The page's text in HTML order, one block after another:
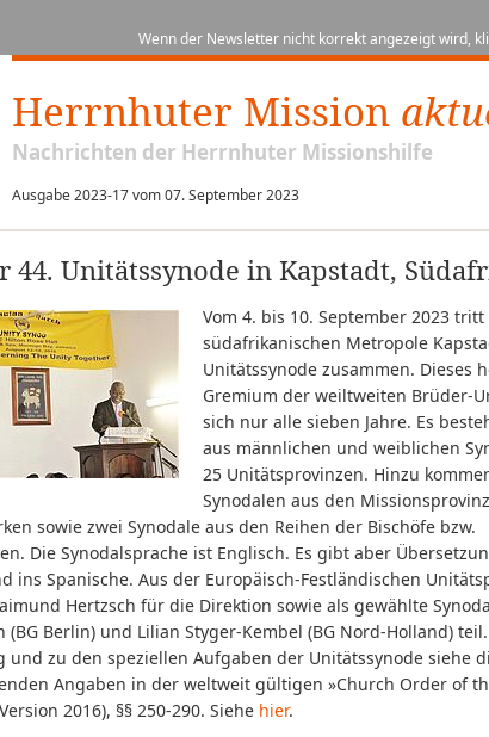
Wenn der Newsletter nicht korrekt angezeigt wird,
Herrnhuter Mission
Nachrichten der Herrnhuter Missionshilfe
Ausgabe 2023-17 vom 07. September 2023
44. Unitätssynode in Kapstadt,
Vom 4. bis 10. September 2023
südafrikanischen Metropole
Unitätssynode zusammen. Dieses
Gremium der weiltweiten Brüder-
sich nur alle sieben Jahre. Es
aus männlichen und weiblichen
25 Unitätsprovinzen. Hinzu
Synodalen aus den
sowie zwei Synodale aus den Reihen der Bischöfe bzw.
Die Synodalsprache ist Englisch. Es gibt aber
ins Spanische. Aus der Europäisch-Festländischen
Hertzsch für die Direktion sowie als gewählte
(BG Berlin) und Lilian Styger-Kembel (BG Nord-Holland)
und zu den speziellen Aufgaben der Unitätssynode siehe
Angaben in der weltweit gültigen »Church Order of
2016), §§ 250-290. Siehe hier.